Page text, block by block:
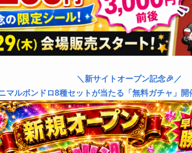
＼新サイトオープン記念🎉／
マルボンドロ8種セットが当たる「無料ガチャ」開